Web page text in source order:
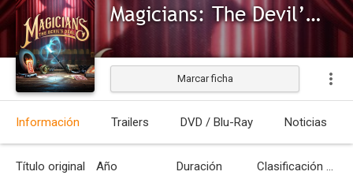
Magicians: The Devil’s Deal
Marcar ficha
Información Trailers DVD / Blu-Ray Noticias
Título original Año Duración Clasificación por edades